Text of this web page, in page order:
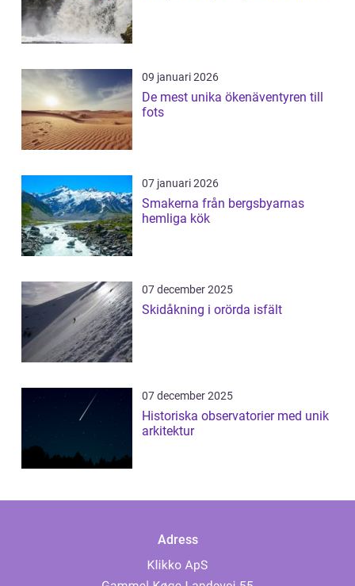
09 januari 2026
De mest unika ökenäventyren till
fots
07 januari 2026
Smakerna från bergsbyarnas
hemliga kök
07 december 2025
Skidåkning i orörda isfält
07 december 2025
Historiska observatorier med unik
arkitektur
Adress